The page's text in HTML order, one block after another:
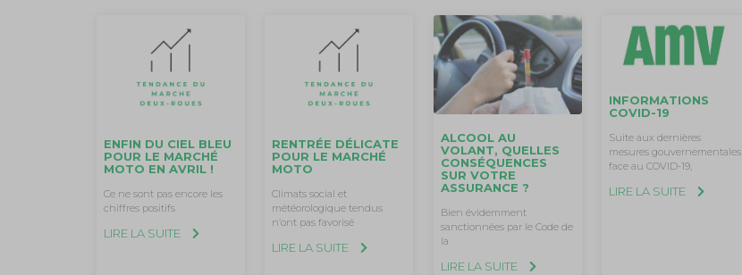
ENFIN DU CIEL BLEU
POUR LE MARCHÉ
MOTO EN AVRIL !
Ce ne sont pas encore les
chiffres positifs
LIRE LA SUITE
RENTRÉE DÉLICATE
POUR LE MARCHÉ
MOTO
Climats social et
météorologique tendus
n’ont pas favorisé
LIRE LA SUITE
ALCOOL AU
VOLANT, QUELLES
CONSÉQUENCES
SUR VOTRE
ASSURANCE ?
Bien évidemment
sanctionnées par le Code de
la
LIRE LA SUITE
INFORMATIONS
COVID-19
Suite aux dernières
mesures gouvernementales
face au COVID-19,
LIRE LA SUITE